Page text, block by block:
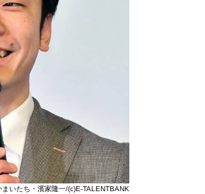
まいたち・濱家隆一/(c)E-TALENTBANK